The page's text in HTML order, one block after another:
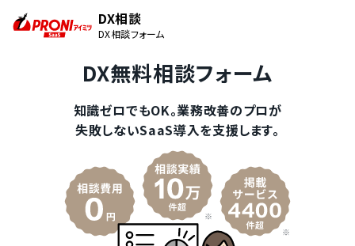
DX相談
DX相談フォーム
DX無料相談フォーム
知識ゼロでもOK。業務改善のプロが
失敗しないSaaS導入を支援します。